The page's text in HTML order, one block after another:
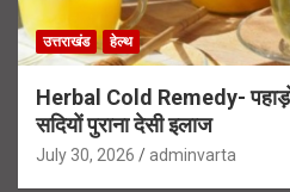
उत्तराखंड हेल्थ
Herbal Cold Remedy- पहाड़ों
सदियों पुराना देसी इलाज
July 30, 2026 adminvarta